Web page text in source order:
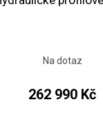
Na dotaz
262 990 Kč